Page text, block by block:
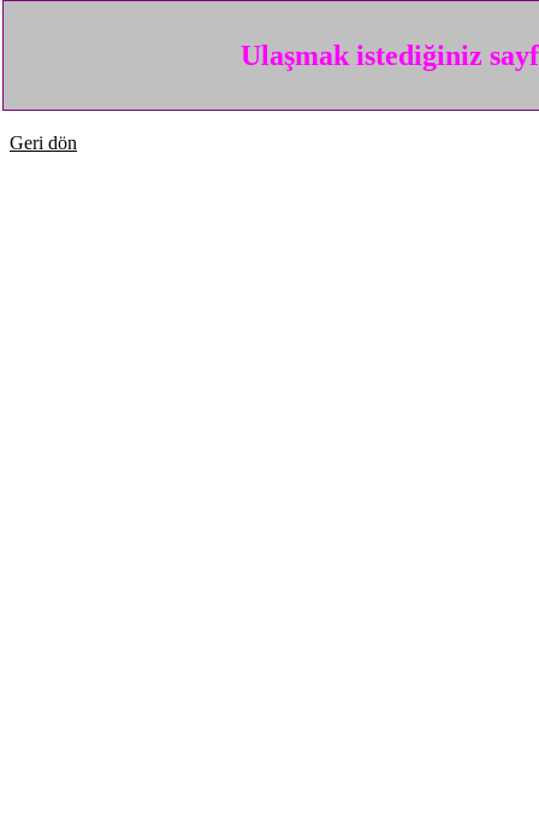
Ulaşmak istediğiniz
Geri dön